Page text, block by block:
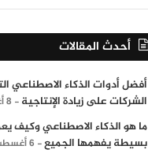
أحدث المقالات
أفضل أدوات الذكاء الاصطناعي
الشركات على زيادة الإنتاجية
8 أغسطس، 2026
ما هو الذكاء الاصطناعي وكيف
بسيطة يفهمها الجميع
6 أغسطس، 2026